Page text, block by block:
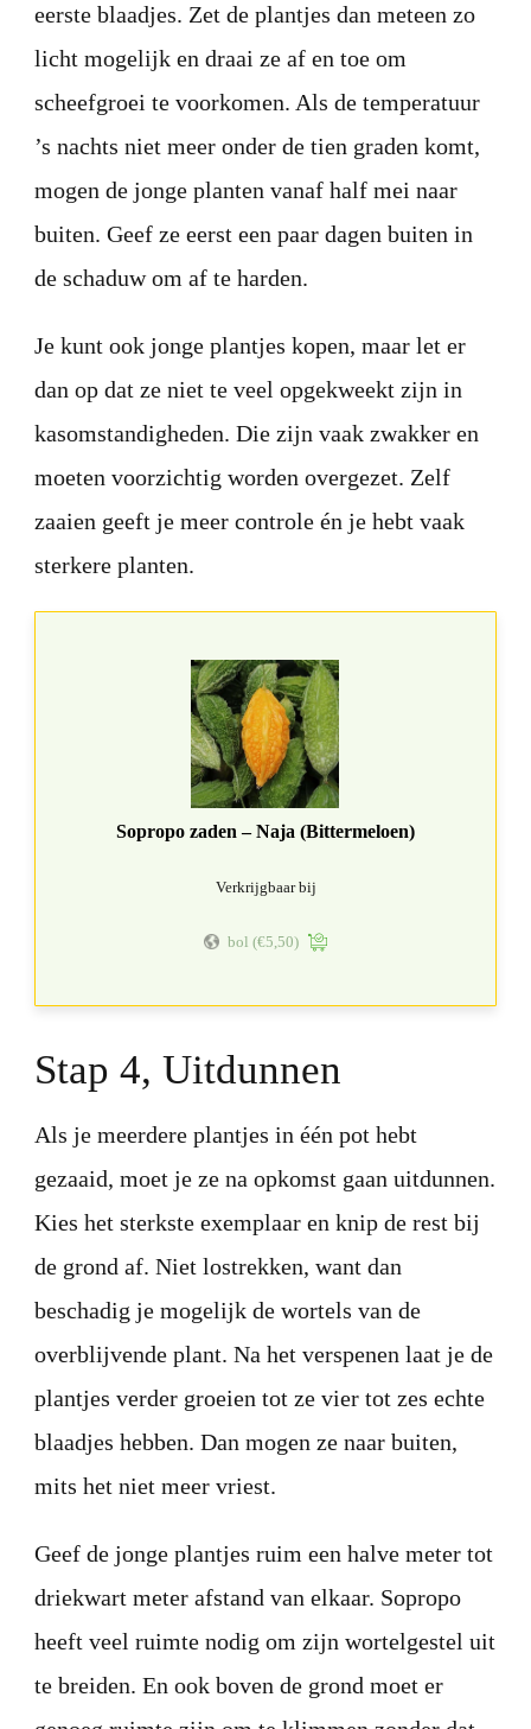
eerste blaadjes. Zet de plantjes dan meteen zo
licht mogelijk en draai ze af en toe om
scheefgroei te voorkomen. Als de temperatuur
’s nachts niet meer onder de tien graden komt,
mogen de jonge planten vanaf half mei naar
buiten. Geef ze eerst een paar dagen buiten in
de schaduw om af te harden.
Je kunt ook jonge plantjes kopen, maar let er
dan op dat ze niet te veel opgekweekt zijn in
kasomstandigheden. Die zijn vaak zwakker en
moeten voorzichtig worden overgezet. Zelf
zaaien geeft je meer controle én je hebt vaak
sterkere planten.
Sopropo zaden – Naja (Bittermeloen)
Verkrijgbaar bij
bol (€5,50)
Stap 4, Uitdunnen
Als je meerdere plantjes in één pot hebt
gezaaid, moet je ze na opkomst gaan uitdunnen.
Kies het sterkste exemplaar en knip de rest bij
de grond af. Niet lostrekken, want dan
beschadig je mogelijk de wortels van de
overblijvende plant. Na het verspenen laat je de
plantjes verder groeien tot ze vier tot zes echte
blaadjes hebben. Dan mogen ze naar buiten,
mits het niet meer vriest.
Geef de jonge plantjes ruim een halve meter tot
driekwart meter afstand van elkaar. Sopropo
heeft veel ruimte nodig om zijn wortelgestel uit
te breiden. En ook boven de grond moet er